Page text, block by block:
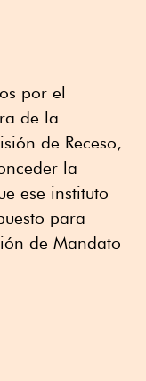
por el
de la
de Receso,
la
ese instituto
para
de Mandato